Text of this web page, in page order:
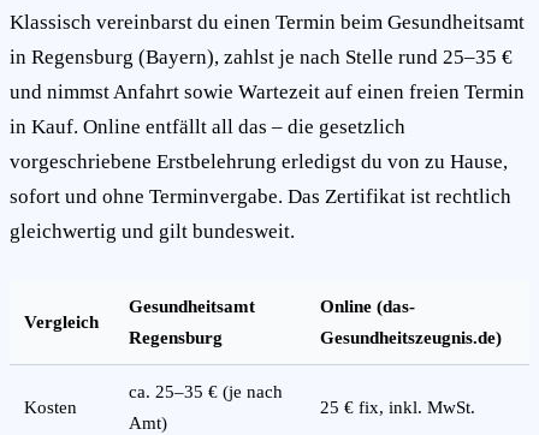
Klassisch vereinbarst du einen Termin beim Gesundheitsamt
in Regensburg (Bayern), zahlst je nach Stelle rund 25–35 €
und nimmst Anfahrt sowie Wartezeit auf einen freien Termin
in Kauf. Online entfällt all das – die gesetzlich
vorgeschriebene Erstbelehrung erledigst du von zu Hause,
sofort und ohne Terminvergabe. Das Zertifikat ist rechtlich
gleichwertig und gilt bundesweit.
Vergleich
Gesundheitsamt
Regensburg
Online (das-
Gesundheitszeugnis.de)
Kosten
ca. 25–35 € (je nach
Amt)
25 € fix, inkl. MwSt.